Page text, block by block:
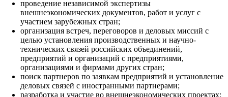
проведение независимой экспертизы
внешнеэкономических документов, работ и услуг с
участием зарубежных стран;
организация встреч, переговоров и деловых миссий с
целью установления производственных и научно-
технических связей российских объединений,
предприятий и организаций с предприятиями,
организациями и фирмами других стран;
поиск партнеров по заявкам предприятий и установление
деловых связей с иностранными партнерами;
разработка и участие во внешнеэкономических проектах;